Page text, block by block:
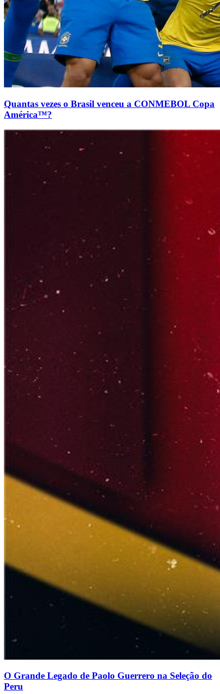
Quantas vezes o Brasil venceu a CONMEBOL Copa
América™?
O Grande Legado de Paolo Guerrero na Seleção do
Peru